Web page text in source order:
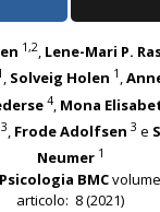
1,2, Lene-Mari P.
, Solveig Holen 1,
4, Mona
3, Frode Adolfsen 3 e
Neumer 1
Psicologia BMC
articolo: 8 (2021)